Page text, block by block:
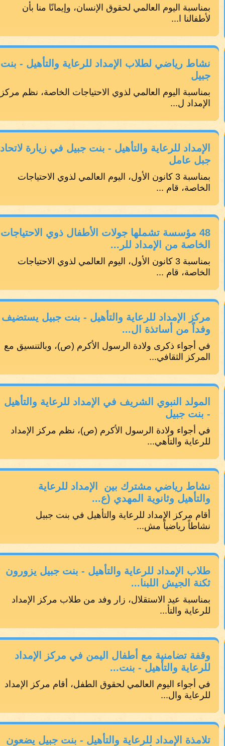
بمناسبة اليوم العالمي لحقوق الإنسان، وإيمانًا منا بأن
لأطفالنا ا...
نشاط رياضي لطلاب الإمداد للرعاية والتأهيل - بنت
جبيل
بمناسبة اليوم العالمي لذوي الاحتياجات الخاصة، نظم مركز
الإمداد ل...
الإمداد للرعاية والتأهيل - بنت جبيل في زيارة لاتحاد
جبل عامل
بمناسبة 3 كانون الأول، اليوم العالمي لذوي الاحتياجات
الخاصة، قام ...
48 مؤسسة تشملها جولات الأطفال ذوي الاحتياجات
الخاصة من الإمداد للر...
بمناسبة 3 كانون الأول، اليوم العالمي لذوي الاحتياجات
الخاصة، قام ...
مركز الإمداد للرعاية والتأهيل - بنت جبيل يستضيف
وفداً من أساتذة ال...
في أجواء ذكرى ولادة الرسول الأكرم (ص)، وبالتنسيق مع
المركز الثقافي...
المولد النبوي الشريف في الإمداد للرعاية والتأهيل
- بنت جبيل
في أجواء ولادة الرسول الأكرم (ص)، نظم مركز الإمداد
للرعاية والتأهي...
نشاط رياضي مشترك بين الإمداد للرعاية
والتأهيل وثانوية المهدي (ع...
أقام مركز الإمداد للرعاية والتأهيل في بنت جبيل
نشاطاً رياضياً مش...
طلاب الإمداد للرعاية والتأهيل - بنت جبيل يزورون
ثكنة الجيش اللبنا...
بمناسبة عيد الاستقلال، زار وفد من طلاب مركز الإمداد
للرعاية والتأ...
وقفة تضامنية مع أطفال اليمن في مركز الإمداد
للرعاية والتأهيل - بنت...
في أجواء اليوم العالمي لحقوق الطفل، أقام مركز الإمداد
للرعاية وال...
تلامذة الإمداد للرعاية والتأهيل - بنت جبيل يضعون